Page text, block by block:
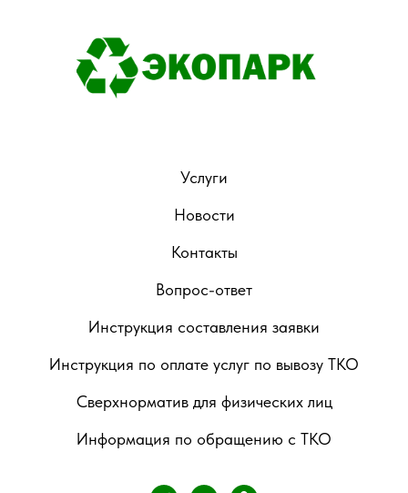
Услуги
Новости
Контакты
Вопрос-ответ
Инструкция составления заявки
Инструкция по оплате услуг по вывозу ТКО
Сверхнорматив для физических лиц
Информация по обращению с ТКО